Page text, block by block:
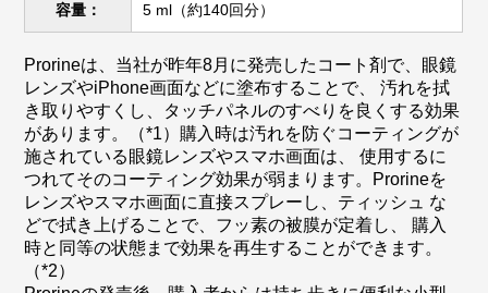
容量： 5 ml（約140回分）
Prorineは、当社が昨年8月に発売したコート剤で、眼鏡
レンズやiPhone画面などに塗布することで、 汚れを拭
き取りやすくし、タッチパネルのすべりを良くする効果
があります。（*1）購入時は汚れを防ぐコーティングが
施されている眼鏡レンズやスマホ画面は、 使用するに
つれてそのコーティング効果が弱まります。Prorineを
レンズやスマホ画面に直接スプレーし、ティッシュ な
どで拭き上げることで、フッ素の被膜が定着し、 購入
時と同等の状態まで効果を再生することができます。
（*2）